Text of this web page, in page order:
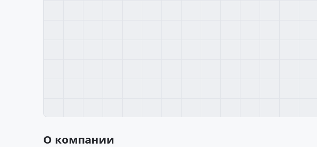
О компании